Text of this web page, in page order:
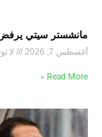
مانشستر سيتي
أغسطس 7, 2026 لا
Read More »